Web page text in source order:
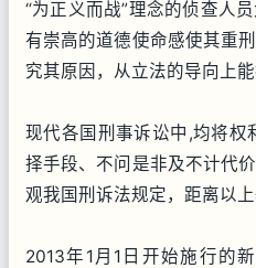
“为正义而战”理念的侦查人
有崇高的道德使命感使其重
究其原因，从立法的导向上能
现代各国刑事诉讼中,均将权
择手段、不问是非及不计代
观我国刑诉法规定，距离以上
2013年1月1日开始施行的